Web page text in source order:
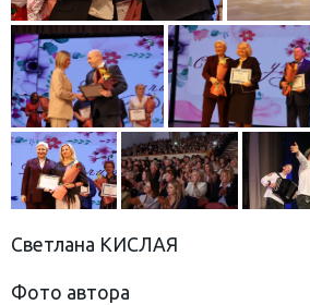
Светлана КИСЛАЯ
Фото автора